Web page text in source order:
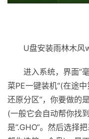
U盘安装雨林木风
进入系统，界面”毫
菜PE一键装机“(在途
还原分区“，你要做的
(一般它会自动帮你找
是”.GHO“。然后选择